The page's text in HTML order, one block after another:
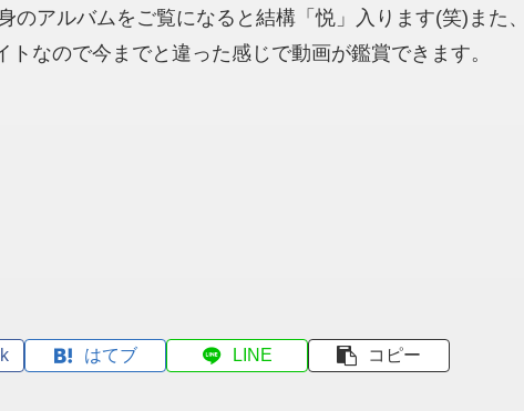
のアルバムをご覧になると結構「悦」入ります(笑)また、
なので今までと違った感じで動画が鑑賞できます。
はてブ LINE コピー